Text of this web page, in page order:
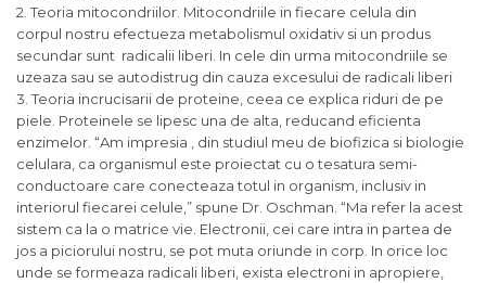
2. Teoria mitocondriilor. Mitocondriile in fiecare celula din
corpul nostru efectueza metabolismul oxidativ si un produs
secundar sunt radicalii liberi. In cele din urma mitocondriile se
uzeaza sau se autodistrug din cauza excesului de radicali liberi
3. Teoria incrucisarii de proteine, ceea ce explica riduri de pe
piele. Proteinele se lipesc una de alta, reducand eficienta
enzimelor. “Am impresia , din studiul meu de biofizica si biologie
celulara, ca organismul este proiectat cu o tesatura semi-
conductoare care conecteaza totul in organism, inclusiv in
interiorul fiecarei celule,” spune Dr. Oschman. “Ma refer la acest
sistem ca la o matrice vie. Electronii, cei care intra in partea de
jos a piciorului nostru, se pot muta oriunde in corp. In orice loc
unde se formeaza radicali liberi, exista electroni in apropiere,